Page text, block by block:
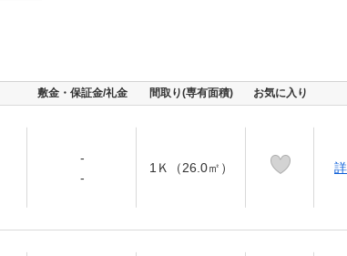
敷金・保証金/礼金 間取り(専有面積) お気に入り
-
-
1Ｋ（26.0㎡）